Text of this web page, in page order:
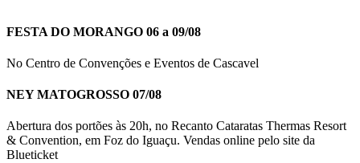
FESTA DO MORANGO 06 a 09/08
No Centro de Convenções e Eventos de Cascavel
NEY MATOGROSSO 07/08
Abertura dos portões às 20h, no Recanto Cataratas Thermas Resort
& Convention, em Foz do Iguaçu. Vendas online pelo site da
Blueticket